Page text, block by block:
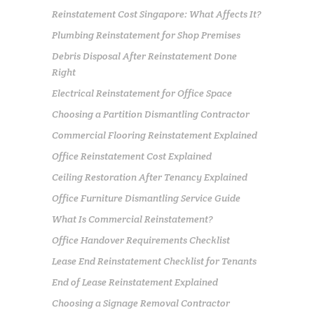
Reinstatement Cost Singapore: What Affects It?
Plumbing Reinstatement for Shop Premises
Debris Disposal After Reinstatement Done
Right
Electrical Reinstatement for Office Space
Choosing a Partition Dismantling Contractor
Commercial Flooring Reinstatement Explained
Office Reinstatement Cost Explained
Ceiling Restoration After Tenancy Explained
Office Furniture Dismantling Service Guide
What Is Commercial Reinstatement?
Office Handover Requirements Checklist
Lease End Reinstatement Checklist for Tenants
End of Lease Reinstatement Explained
Choosing a Signage Removal Contractor